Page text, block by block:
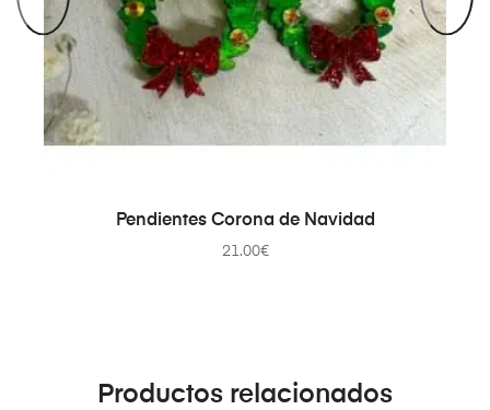
SELECCIONAR OPCIONES
Pendientes Corona de Navidad
21.00€
Productos relacionados